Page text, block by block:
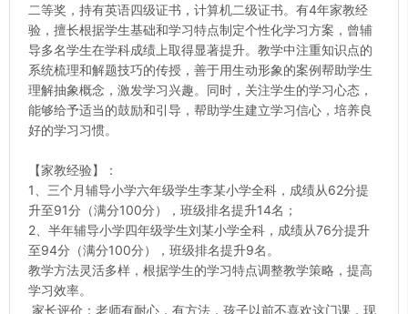
二等奖，持有英语四级证书，计算机二级证书。有4年家教经
验，擅长根据学生基础和学习特点制定个性化学习方案，曾辅
导多名学生在学科成绩上取得显著提升。教学中注重知识点的
系统梳理和解题技巧的传授，善于用生动形象的案例帮助学生
理解抽象概念，激发学习兴趣。同时，关注学生的学习心态，
能够给予适当的鼓励和引导，帮助学生建立学习信心，培养良
好的学习习惯。
【家教经验】：
1、三个月辅导小学六年级学生李某小学全科，成绩从62分提
升至91分（满分100分），班级排名提升14名；
2、半年辅导小学四年级学生刘某小学全科，成绩从76分提升
至94分（满分100分），班级排名提升9名。
教学方法灵活多样，根据学生的学习特点调整教学策略，提高
学习效率。
家长评价：老师有耐心，有方法，孩子以前不喜欢这门课，现